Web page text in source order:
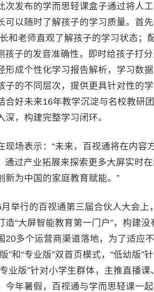
发布的学而思轻课盒子通过将人工
可以随时了解孩子的学习质量。首
和老师直观了解孩子的学习状态；
孩子的发音准确性，即时给孩子打
形成个性化学习报告解析，学习数
子的不同层次，提供更具针对性的
合好未来16年教学沉淀与名校教研
，构建完整学习闭环。
表示：“未来，百视通将在内容
通过产业拓展来探索更多大屏实时
新为中国的家庭教育赋能。”
行的百视通第三届合伙人大会上
造“大屏智能教育第一门户”，构建
20多个运营商渠道落地，为了适应
”和“专业版”双首页模式，“低幼版”
业版”针对小学生群体，主推直播
今年暑假，百视通与学而思轻课一